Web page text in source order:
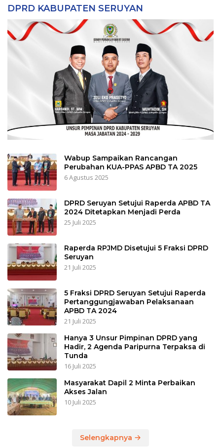
DPRD KABUPATEN SERUYAN
Wabup Sampaikan Rancangan
Perubahan KUA-PPAS APBD TA 2025
6 Agustus 2025
DPRD Seruyan Setujui Raperda APBD TA
2024 Ditetapkan Menjadi Perda
25 Juli 2025
Raperda RPJMD Disetujui 5 Fraksi DPRD
Seruyan
21 Juli 2025
5 Fraksi DPRD Seruyan Setujui Raperda
Pertanggungjawaban Pelaksanaan
APBD TA 2024
21 Juli 2025
Hanya 3 Unsur Pimpinan DPRD yang
Hadir, 2 Agenda Paripurna Terpaksa di
Tunda
16 Juli 2025
Masyarakat Dapil 2 Minta Perbaikan
Akses Jalan
10 Juli 2025
Selengkapnya